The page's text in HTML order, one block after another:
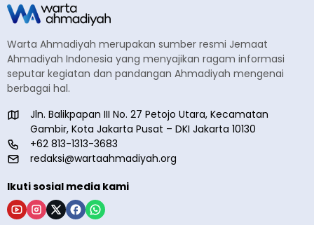
Warta Ahmadiyah merupakan sumber resmi Jemaat
Ahmadiyah Indonesia yang menyajikan ragam informasi
seputar kegiatan dan pandangan Ahmadiyah mengenai
berbagai hal.
Jln. Balikpapan III No. 27 Petojo Utara, Kecamatan
Gambir, Kota Jakarta Pusat – DKI Jakarta 10130
+62 813-1313-3683
redaksi@wartaahmadiyah.org
Ikuti sosial media kami